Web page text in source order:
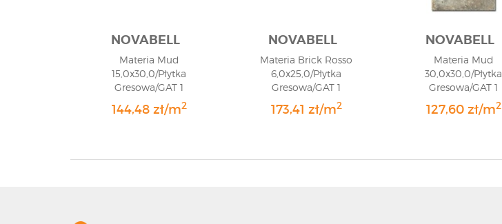
NOVABELL
Materia Mud
15,0x30,0/Płytka
Gresowa/GAT 1
144,48 zł/m2
NOVABELL
Materia Brick Rosso
6,0x25,0/Płytka
Gresowa/GAT 1
173,41 zł/m2
NOVABELL
Materia Mud
30,0x30,0/Płytka
Gresowa/GAT 1
127,60 zł/m2